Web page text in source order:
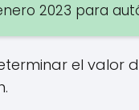
2023 para
el valor